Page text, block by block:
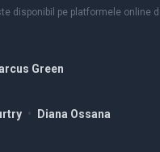
Green
• Diana Ossana
disponibil pe platformele online